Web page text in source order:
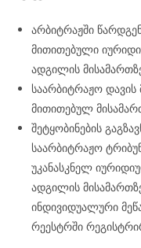
არბიტრაჟში
მითითებული
ადგილის
საარბიტრაჟო
მითითებულ
შეტყობინების
საარბიტრაჟო
უკანასკნელ
ადგილის
ინდივიდუალური
რეესტრში